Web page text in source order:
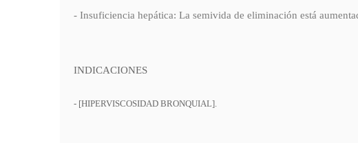
- Insuficiencia hepática: La semivida de eliminación está
INDICACIONES
- [HIPERVISCOSIDAD BRONQUIAL].